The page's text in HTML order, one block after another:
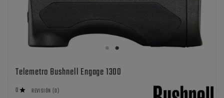
Telemetro Bushnell Engage 1300
0  REVISIÓN (0)